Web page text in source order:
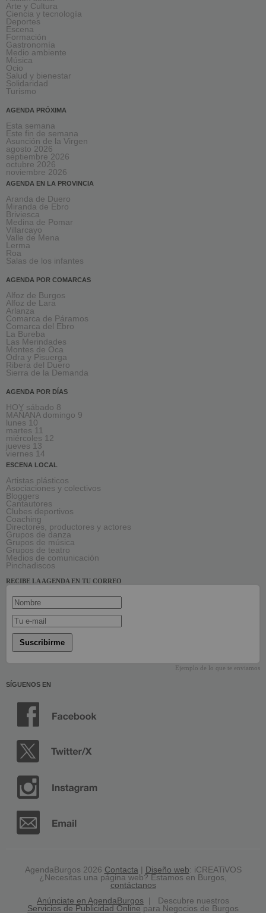
Arte y Cultura
Ciencia y tecnología
Deportes
Escena
Formación
Gastronomía
Medio ambiente
Música
Ocio
Salud y bienestar
Solidaridad
Turismo
AGENDA PRÓXIMA
Esta semana
Este fin de semana
Asunción de la Virgen
agosto 2026
septiembre 2026
octubre 2026
noviembre 2026
AGENDA EN LA PROVINCIA
Aranda de Duero
Miranda de Ebro
Briviesca
Medina de Pomar
Villarcayo
Valle de Mena
Lerma
Roa
Salas de los infantes
AGENDA POR COMARCAS
Alfoz de Burgos
Alfoz de Lara
Arlanza
Comarca de Páramos
Comarca del Ebro
La Bureba
Las Merindades
Montes de Oca
Odra y Pisuerga
Ribera del Duero
Sierra de la Demanda
AGENDA POR DÍAS
HOY sábado 8
MAÑANA domingo 9
lunes 10
martes 11
miércoles 12
jueves 13
viernes 14
ESCENA LOCAL
Artistas plásticos
Asociaciones y colectivos
Bloggers
Cantautores
Clubes deportivos
Coaching
Directores, productores y actores
Grupos de danza
Grupos de música
Grupos de teatro
Medios de comunicación
Pinchadiscos
RECIBE LA AGENDA EN TU CORREO
Suscribirme
Ejemplo de lo que te enviamos
SÍGUENOS EN
AgendaBurgos 2026 Contacta| Diseño web: iCREATiVOS
¿Necesitas una página web? Estamos en Burgos,
contáctanos
Anúnciate en AgendaBurgos | Descubre nuestros
Servicios de Publicidad Online para Negocios de Burgos